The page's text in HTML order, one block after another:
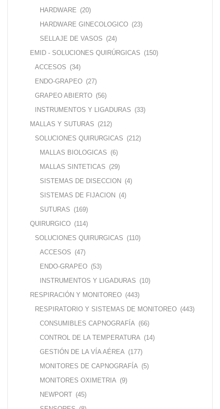
HARDWARE (20)
HARDWARE GINECOLOGICO (23)
SELLAJE DE VASOS (24)
EMID - SOLUCIONES QUIRÚRGICAS (150)
ACCESOS (34)
ENDO-GRAPEO (27)
GRAPEO ABIERTO (56)
INSTRUMENTOS Y LIGADURAS (33)
MALLAS Y SUTURAS (212)
SOLUCIONES QUIRURGICAS (212)
MALLAS BIOLOGICAS (6)
MALLAS SINTETICAS (29)
SISTEMAS DE DISECCION
(4)
SISTEMAS DE FIJACION
(4)
SUTURAS (169)
QUIRURGICO (114)
SOLUCIONES QUIRURGICAS (110)
ACCESOS (47)
ENDO-GRAPEO (53)
INSTRUMENTOS Y LIGADURAS (10)
RESPIRACIÓN Y MONITOREO (443)
RESPIRATORIO Y SISTEMAS DE MONITOREO (443)
CONSUMIBLES CAPNOGRAFÍA (66)
CONTROL DE LA TEMPERATURA (14)
GESTIÓN DE LA VÍA AÉREA (177)
MONITORES DE CAPNOGRAFÍA (5)
MONITORES OXIMETRIA (9)
NEWPORT (45)